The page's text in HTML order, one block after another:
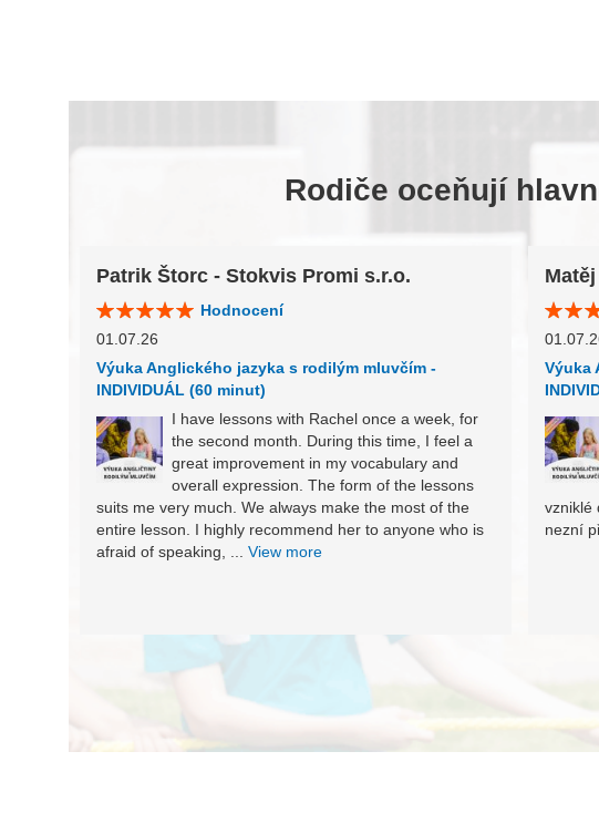
Rodiče oceňují
Patrik Štorc - Stokvis Promi s.r.o.
Hodnocení
01.07.26
Výuka Anglického jazyka s rodilým mluvčím -
INDIVIDUÁL (60 minut)
I have lessons with Rachel once a week, for
the second month. During this time, I feel a
great improvement in my vocabulary and
overall expression. The form of the lessons
suits me very much. We always make the most of the
entire lesson. I highly recommend her to anyone who is
afraid of speaking, ... View more
Výuka
vzniklé
nezní